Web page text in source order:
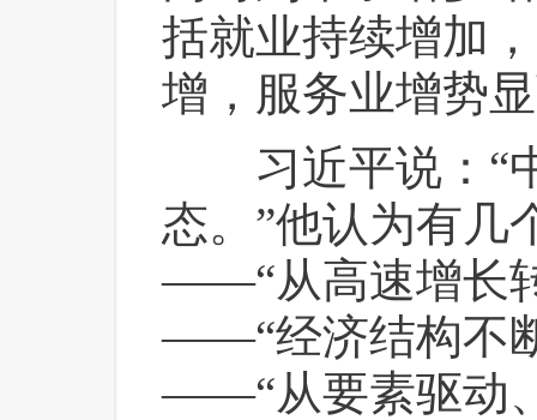
括就业持续增加
增，服务业增势
习近平说：“
态。”他认为有几
——“从高速增长
——“经济结构不
——“从要素驱动